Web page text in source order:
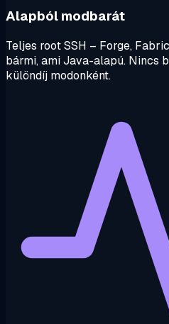
Alapból modbarát
Teljes root SSH – Forge,
bármi, ami Java-alapú. Nincs
különdíj modonként.